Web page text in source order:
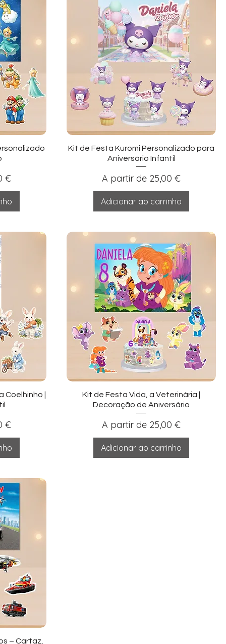
€
Visualização rápida
Kit de Festa Kuromi Personalizado para
Aniversário Infantil
A partir de 25,00 €
Preço promocional
Adicionar ao carrinho
|
€
Visualização rápida
Kit de Festa Vida, a Veterinária |
Decoração de Aniversário
A partir de 25,00 €
Preço promocional
Adicionar ao carrinho
– Cartaz,